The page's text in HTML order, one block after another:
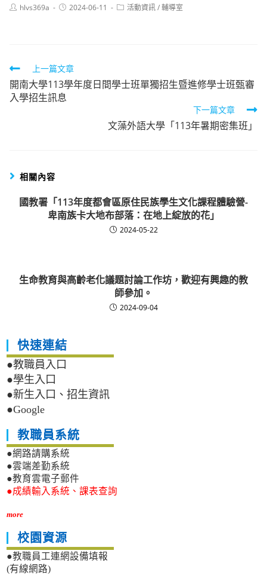
Posthlvs369a
Post2024-06-11
Post活動資訊/輔導室
Read
more
articles
上一篇文章
開南大學113學年度日間學士班單獨招生暨進修學士班甄審
入學招生訊息
下一篇文章
文藻外語大學「113年暑期密集班」
相關內容
國教署「113年度都會區原住民族學生文化課程體驗營-
卑南族卡大地布部落：在地上綻放的花」
2024-05-22
生命教育與高齡老化議題討論工作坊，歡迎有興趣的教
師參加。
2024-09-04
快速連結
●教職員入口
●學生入口
●新生入口、招生資訊
●Google
教職員系統
●網路請購系統
●雲端差勤系統
●教育雲電子郵件
●成績輸入系統、課表查詢
more
校園資源
●教職員工連網設備填報
(有線網路)